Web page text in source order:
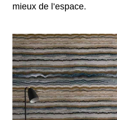
mieux de l’espace.